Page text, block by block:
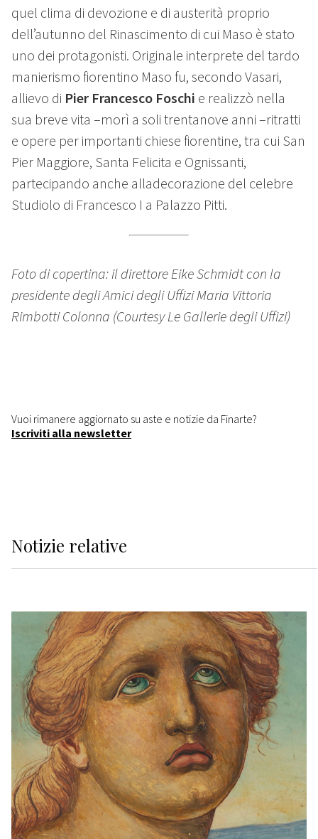
quel clima di devozione e di austerità proprio
dell’autunno del Rinascimento di cui Maso è stato
uno dei protagonisti. Originale interprete del tardo
manierismo fiorentino Maso fu, secondo Vasari,
allievo di Pier Francesco Foschi e realizzò nella
sua breve vita –morì a soli trentanove anni –ritratti
e opere per importanti chiese fiorentine, tra cui San
Pier Maggiore, Santa Felicita e Ognissanti,
partecipando anche alladecorazione del celebre
Studiolo di Francesco I a Palazzo Pitti.
Foto di copertina: il direttore Eike Schmidt con la
presidente degli Amici degli Uffizi Maria Vittoria
Rimbotti Colonna (Courtesy Le Gallerie degli Uffizi)
Vuoi rimanere aggiornato su aste e notizie da Finarte?
Iscriviti alla newsletter
Notizie relative